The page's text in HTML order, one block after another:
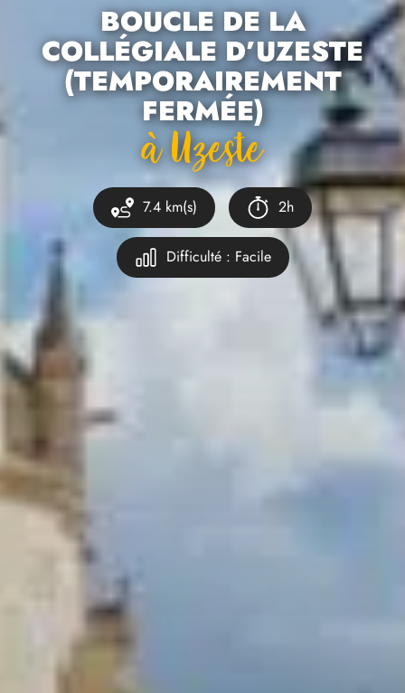
BOUCLE DE LA
COLLÉGIALE D’UZESTE
(TEMPORAIREMENT
FERMÉE)
À Uzeste
7.4 km(s) 2h
Difficulté : Facile